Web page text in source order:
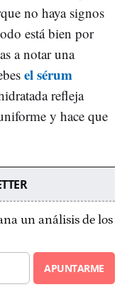
no haya signos
está bien por
a notar una
el sérum
refleja
y hace que
un análisis de los
APUNTARME